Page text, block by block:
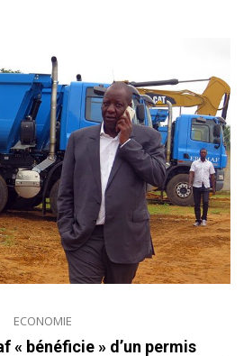
ECONOMIE
« bénéficie » d’un permis